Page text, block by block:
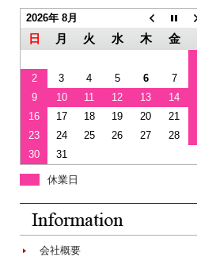
2026年 8月
日 月 火 水 木 金
2
3 4 5 6 7
9
10 11 12 13 14
16
17 18 19 20 21
23
24 25 26 27 28
30
31
休業日
会社概要